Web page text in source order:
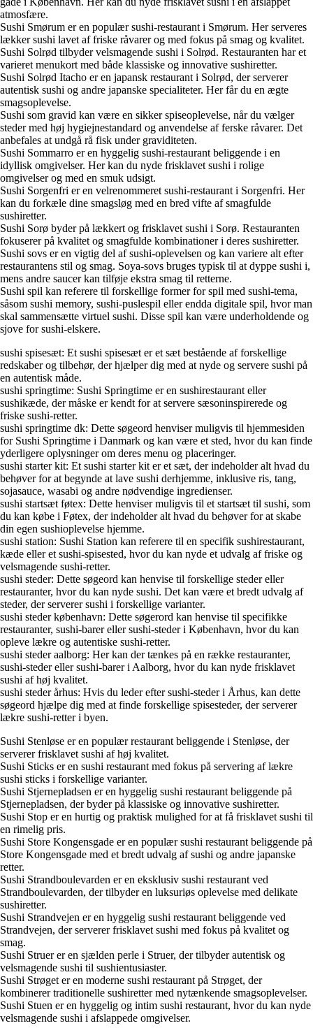
atmosfære.
Sushi Smørum er en populær sushi-restaurant i Smørum. Her serveres
lækker sushi lavet af friske råvarer og med fokus på smag og kvalitet.
Sushi Solrød tilbyder velsmagende sushi i Solrød. Restauranten har et
varieret menukort med både klassiske og innovative sushiretter.
Sushi Solrød Itacho er en japansk restaurant i Solrød, der serverer
autentisk sushi og andre japanske specialiteter. Her får du en ægte
smagsoplevelse.
Sushi som gravid kan være en sikker spiseoplevelse, når du vælger
steder med høj hygiejnestandard og anvendelse af ferske råvarer. Det
anbefales at undgå rå fisk under graviditeten.
Sushi Sommarro er en hyggelig sushi-restaurant beliggende i en
idyllisk omgivelser. Her kan du nyde frisklavet sushi i rolige
omgivelser og med en smuk udsigt.
Sushi Sorgenfri er en velrenommeret sushi-restaurant i Sorgenfri. Her
kan du forkæle dine smagsløg med en bred vifte af smagfulde
sushiretter.
Sushi Sorø byder på lækkert og frisklavet sushi i Sorø. Restauranten
fokuserer på kvalitet og smagfulde kombinationer i deres sushiretter.
Sushi sovs er en vigtig del af sushi-oplevelsen og kan variere alt efter
restaurantens stil og smag. Soya-sovs bruges typisk til at dyppe sushi i,
mens andre saucer kan tilføje ekstra smag til retterne.
Sushi spil kan referere til forskellige former for spil med sushi-tema,
såsom sushi memory, sushi-puslespil eller endda digitale spil, hvor man
skal sammensætte virtuel sushi. Disse spil kan være underholdende og
sjove for sushi-elskere.
sushi spisesæt: Et sushi spisesæt er et sæt bestående af forskellige
redskaber og tilbehør, der hjælper dig med at nyde og servere sushi på
en autentisk måde.
sushi springtime: Sushi Springtime er en sushirestaurant eller
sushikæde, der måske er kendt for at servere sæsoninspirerede og
friske sushi-retter.
sushi springtime dk: Dette søgeord henviser muligvis til hjemmesiden
for Sushi Springtime i Danmark og kan være et sted, hvor du kan finde
yderligere oplysninger om deres menu og placeringer.
sushi starter kit: Et sushi starter kit er et sæt, der indeholder alt hvad du
behøver for at begynde at lave sushi derhjemme, inklusive ris, tang,
sojasauce, wasabi og andre nødvendige ingredienser.
sushi startsæt føtex: Dette henviser muligvis til et startsæt til sushi, som
du kan købe i Føtex, der indeholder alt hvad du behøver for at skabe
din egen sushioplevelse hjemme.
sushi station: Sushi Station kan referere til en specifik sushirestaurant,
kæde eller et sushi-spisested, hvor du kan nyde et udvalg af friske og
velsmagende sushi-retter.
sushi steder: Dette søgeord kan henvise til forskellige steder eller
restauranter, hvor du kan nyde sushi. Det kan være et bredt udvalg af
steder, der serverer sushi i forskellige varianter.
sushi steder københavn: Dette søgerord kan henvise til specifikke
restauranter, sushi-barer eller sushi-steder i København, hvor du kan
opleve lækre og autentiske sushi-retter.
sushi steder aalborg: Her kan der tænkes på en række restauranter,
sushi-steder eller sushi-barer i Aalborg, hvor du kan nyde frisklavet
sushi af høj kvalitet.
sushi steder århus: Hvis du leder efter sushi-steder i Århus, kan dette
søgeord hjælpe dig med at finde forskellige spisesteder, der serverer
lækre sushi-retter i byen.
Sushi Stenløse er en populær restaurant beliggende i Stenløse, der
serverer frisklavet sushi af høj kvalitet.
Sushi Sticks er en sushi restaurant med fokus på servering af lækre
sushi sticks i forskellige varianter.
Sushi Stjernepladsen er en hyggelig sushi restaurant beliggende på
Stjernepladsen, der byder på klassiske og innovative sushiretter.
Sushi Stop er en hurtig og praktisk mulighed for at få frisklavet sushi til
en rimelig pris.
Sushi Store Kongensgade er en populær sushi restaurant beliggende på
Store Kongensgade med et bredt udvalg af sushi og andre japanske
retter.
Sushi Strandboulevarden er en eksklusiv sushi restaurant ved
Strandboulevarden, der tilbyder en luksuriøs oplevelse med delikate
sushiretter.
Sushi Strandvejen er en hyggelig sushi restaurant beliggende ved
Strandvejen, der serverer frisklavet sushi med fokus på kvalitet og
smag.
Sushi Struer er en sjælden perle i Struer, der tilbyder autentisk og
velsmagende sushi til sushientusiaster.
Sushi Strøget er en moderne sushi restaurant på Strøget, der
kombinerer traditionelle sushiretter med nytænkende smagsoplevelser.
Sushi Stuen er en hyggelig og intim sushi restaurant, hvor du kan nyde
velsmagende sushi i afslappede omgivelser.